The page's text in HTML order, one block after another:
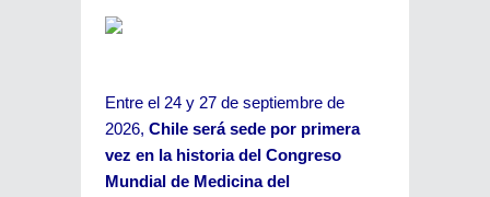
Entre el 24 y 27 de septiembre de
2026, Chile será sede por primera
vez en la historia del Congreso
Mundial de Medicina del